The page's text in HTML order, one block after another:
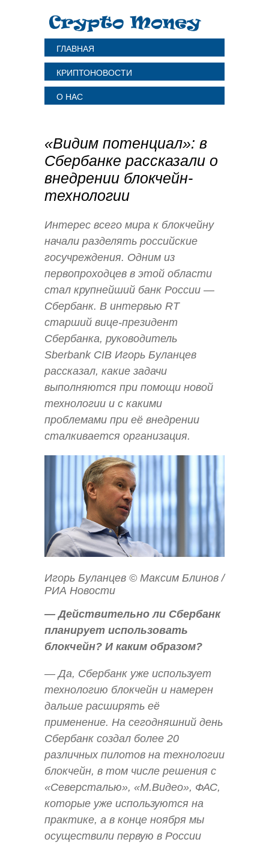
ГЛАВНАЯ
КРИПТОНОВОСТИ
О НАС
«Видим потенциал»: в
Сбербанке рассказали о
внедрении блокчейн-
технологии
Интерес всего мира к блокчейну
начали разделять российские
госучреждения. Одним из
первопроходцев в этой области
стал крупнейший банк России —
Сбербанк. В интервью RT
старший вице-президент
Сбербанка, руководитель
Sberbank CIB Игорь Буланцев
рассказал, какие задачи
выполняются при помощи новой
технологии и с какими
проблемами при её внедрении
сталкивается организация.
Игорь Буланцев © Максим Блинов /
РИА Новости
— Действительно ли Сбербанк
планирует использовать
блокчейн? И каким образом?
— Да, Сбербанк уже использует
технологию блокчейн и намерен
дальше расширять её
применение. На сегодняшний день
Сбербанк создал более 20
различных пилотов на технологии
блокчейн, в том числе решения с
«Северсталью», «М.Видео», ФАС,
которые уже используются на
практике, а в конце ноября мы
осуществили первую в России